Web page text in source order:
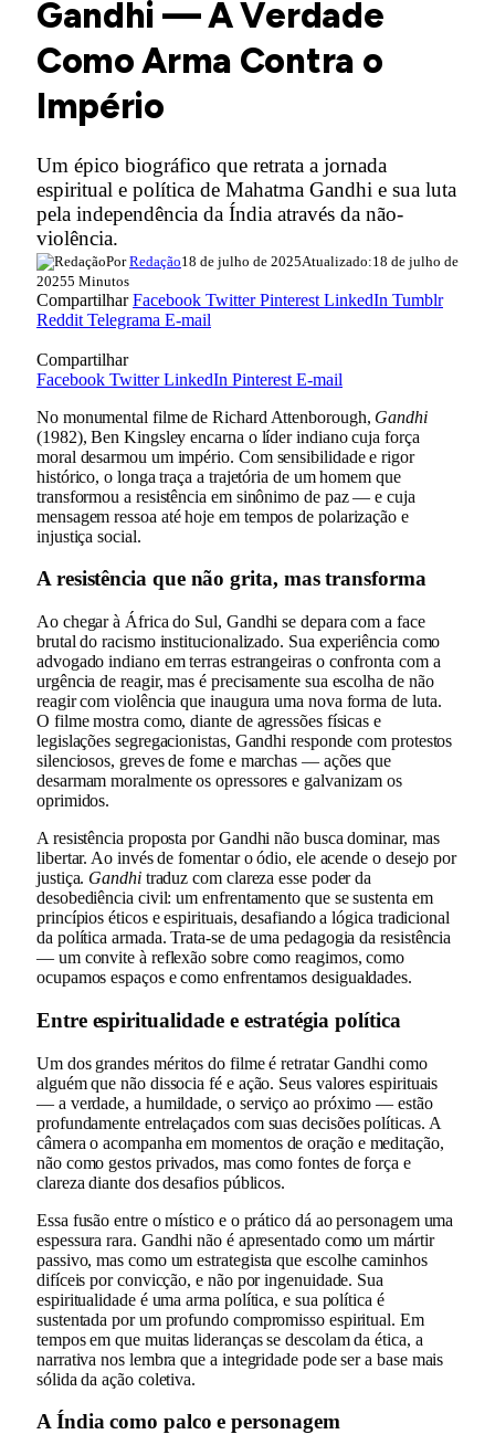
Gandhi — A Verdade
Como Arma Contra o
Império
Um épico biográfico que retrata a jornada
espiritual e política de Mahatma Gandhi e sua luta
pela independência da Índia através da não-
violência.
Por Redação18 de julho de 2025Atualizado:18 de julho de
20255 Minutos
CompartilharFacebook Twitter Pinterest LinkedIn Tumblr
Reddit Telegrama E-mail
Compartilhar
Facebook Twitter LinkedIn Pinterest E-mail
No monumental filme de Richard Attenborough, Gandhi
(1982), Ben Kingsley encarna o líder indiano cuja força
moral desarmou um império. Com sensibilidade e rigor
histórico, o longa traça a trajetória de um homem que
transformou a resistência em sinônimo de paz — e cuja
mensagem ressoa até hoje em tempos de polarização e
injustiça social.
A resistência que não grita, mas transforma
Ao chegar à África do Sul, Gandhi se depara com a face
brutal do racismo institucionalizado. Sua experiência como
advogado indiano em terras estrangeiras o confronta com a
urgência de reagir, mas é precisamente sua escolha de não
reagir com violência que inaugura uma nova forma de luta.
O filme mostra como, diante de agressões físicas e
legislações segregacionistas, Gandhi responde com protestos
silenciosos, greves de fome e marchas — ações que
desarmam moralmente os opressores e galvanizam os
oprimidos.
A resistência proposta por Gandhi não busca dominar, mas
libertar. Ao invés de fomentar o ódio, ele acende o desejo por
justiça. Gandhitraduz com clareza esse poder da
desobediência civil: um enfrentamento que se sustenta em
princípios éticos e espirituais, desafiando a lógica tradicional
da política armada. Trata-se de uma pedagogia da resistência
— um convite à reflexão sobre como reagimos, como
ocupamos espaços e como enfrentamos desigualdades.
Entre espiritualidade e estratégia política
Um dos grandes méritos do filme é retratar Gandhi como
alguém que não dissocia fé e ação. Seus valores espirituais
— a verdade, a humildade, o serviço ao próximo — estão
profundamente entrelaçados com suas decisões políticas. A
câmera o acompanha em momentos de oração e meditação,
não como gestos privados, mas como fontes de força e
clareza diante dos desafios públicos.
Essa fusão entre o místico e o prático dá ao personagem uma
espessura rara. Gandhi não é apresentado como um mártir
passivo, mas como um estrategista que escolhe caminhos
difíceis por convicção, e não por ingenuidade. Sua
espiritualidade é uma arma política, e sua política é
sustentada por um profundo compromisso espiritual. Em
tempos em que muitas lideranças se descolam da ética, a
narrativa nos lembra que a integridade pode ser a base mais
sólida da ação coletiva.
A Índia como palco e personagem